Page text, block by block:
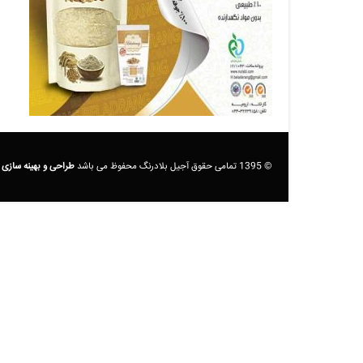
© 1395 تمامی حقوق آجیل بلادرنگ محفوظ می باشد طراحی و بهینه